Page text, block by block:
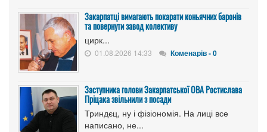
Закарпатці вимагають покарати коньячних баронів
та повернути завод колективу
цирк...
01.08.2026 14:33 Коменарів - 0
Заступника голови Закарпатської ОВА Ростислава
Пріцака звільнили з посади
Триндєц, ну і фізіономія. На лиці все
написано, не...